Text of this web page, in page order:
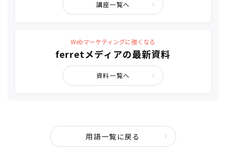
講座一覧へ
Webマーケティングに強くなる
ferretメディアの最新資料
資料一覧へ
用語一覧に戻る